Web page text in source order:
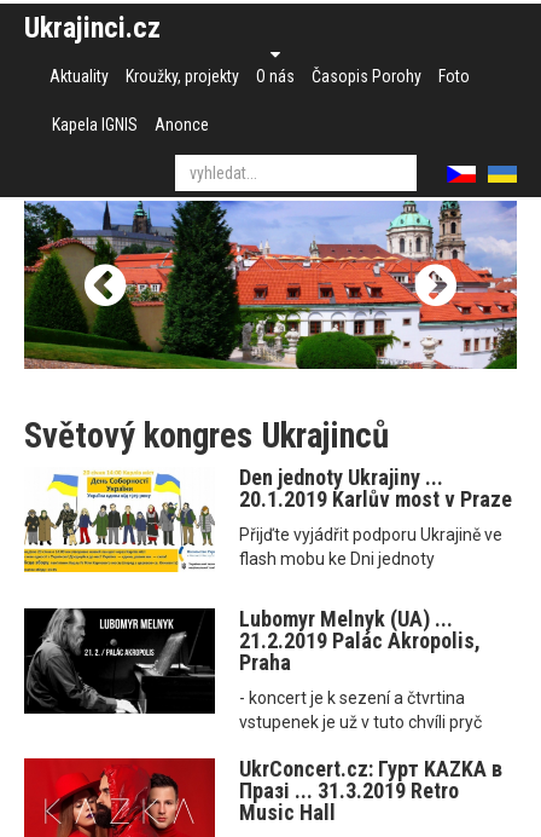
Ukrajinci.cz
Aktuality Kroužky, projekty O nás Časopis Porohy Foto
Kapela IGNIS Anonce
Světový kongres Ukrajinců
Den jednoty Ukrajiny ...
20.1.2019 Karlův most v Praze
Přijďte vyjádřit podporu Ukrajině ve
flash mobu ke Dni jednoty
Lubomyr Melnyk (UA) ...
21.2.2019 Palác Akropolis,
Praha
- koncert je k sezení a čtvrtina
vstupenek je už v tuto chvíli pryč
UkrConcert.cz: Гурт KAZKA в
Празі ... 31.3.2019 Retro
Music Hall